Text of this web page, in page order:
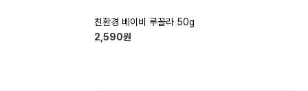
친환경 베이비 루꼴라 50g
2,590원